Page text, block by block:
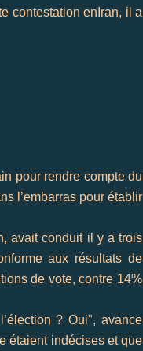
contestation en Iran, il a
pour rendre compte du
l’embarras pour établir
, avait conduit il y a trois
aux résultats de
de vote, contre 14%
? Oui", avance
étaient indécises et que